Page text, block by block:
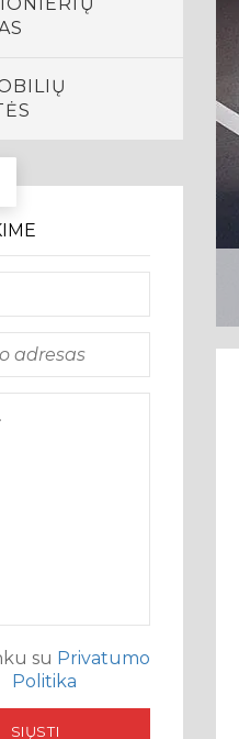
su Privatumo
Politika